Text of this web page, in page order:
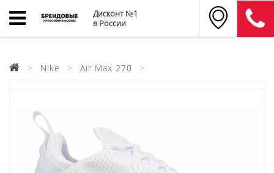
Дисконт №1
в России
Nike Air Max 270